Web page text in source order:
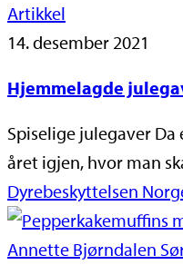
Artikkel
14. desember 2021
Hjemmelagde
Spiselige julegaver
året igjen, hvor man
Dyrebeskyttelsen